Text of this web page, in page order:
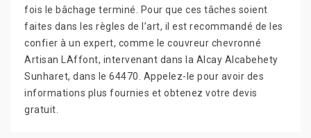
fois le bâchage terminé. Pour que ces tâches soient
faites dans les règles de l’art, il est recommandé de les
confier à un expert, comme le couvreur chevronné
Artisan LAffont, intervenant dans la Alcay Alcabehety
Sunharet, dans le 64470. Appelez-le pour avoir des
informations plus fournies et obtenez votre devis
gratuit.